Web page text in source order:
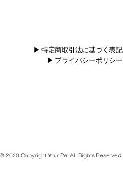
▶ 特定商取引法に基づく表記
▶ プライバシーポリシー
© 2020 Copyright Your Pet All Rights Reserved.